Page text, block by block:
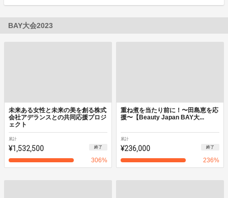
BAY大会2023
未来ある女性と未来の美を創る株式
会社アデランスとの共同応援プロジ
ェクト
累計
¥1,532,500 終了
306%
重ね煮を当たり前に！〜田島恵を応
援〜【Beauty Japan BAY大...
累計
¥236,000 終了
236%